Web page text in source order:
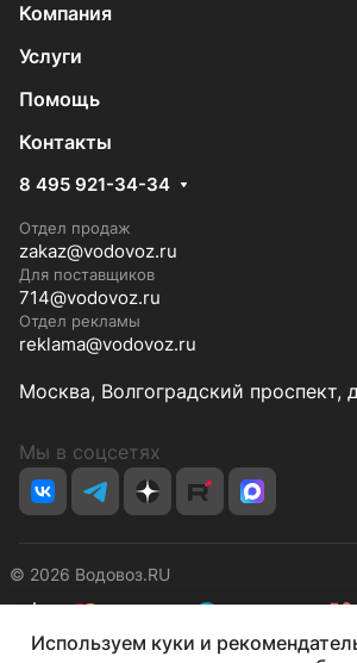
Компания
Услуги
Помощь
Контакты
8 495 921-34-34
Отдел продаж
zakaz@vodovoz.ru
Для поставщиков
714@vodovoz.ru
Отдел рекламы
reklama@vodovoz.ru
Москва, Волгоградский проспект,
Мы в соцсетях
© 2026 Водовоз.RU
КонфиденциальностьОферта
Используем куки и